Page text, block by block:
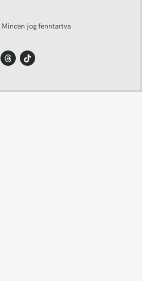
Minden jog fenntartva